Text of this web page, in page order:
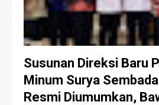
Susunan Direksi Baru
Minum Surya
Resmi Diumumkan,